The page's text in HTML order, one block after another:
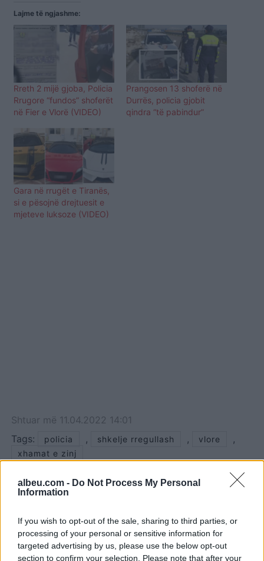
albeu.com - Do Not Process My Personal
Information
If you wish to opt-out of the sale, sharing to third parties, or
processing of your personal or sensitive information for
targeted advertising by us, please use the below opt-out
section to confirm your selection. Please note that after your
Lajme të ngjashme:
Rreth 2 mijë gjoba, Policia
Rrugore “fundos” shoferët
në Fier e Vlorë (VIDEO)
Prangosen 13 shoferë në
Durrës, policia gjobit
qindra “të pabindur”
Gara në rrugët e Tiranës,
si e pësojnë drejtuesit e
mjeteve luksoze (VIDEO)
Shtuar më 11.04.2022 14:01
Tags:
policia , shkelje rregullash , vlore ,
xhamat e zinj